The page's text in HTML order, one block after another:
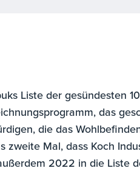
Liste der gesündesten
das
die das
zweite Mal, dass Koch
2022 in die Liste